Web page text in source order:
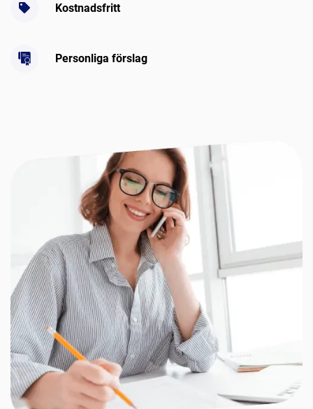
Kostnadsfritt
Personliga förslag